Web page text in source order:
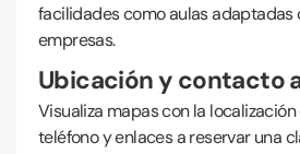
facilidades como aulas adaptadas
empresas.
Ubicación y contacto
Visualiza mapas con la
teléfono y enlaces a reservar una